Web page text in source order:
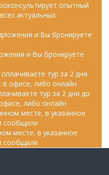
опытный
актуальных
и Вы бронируете
тур за 2 дня до
либо онлайн
месте, в указанное
сообщили